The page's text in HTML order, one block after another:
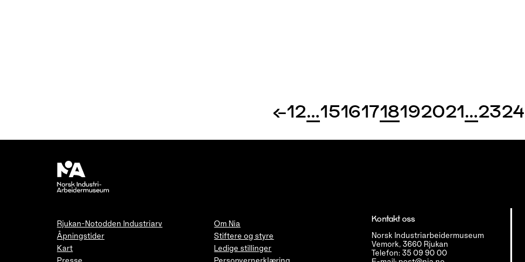
←12…15161718192021…2324
Rjukan-Notodden Industriarv
Åpningstider
Kart
Om Nia
Stiftere og styre
Ledige stillinger
Kontakt oss
Norsk Industriarbeidermuseum
Vemork, 3660 Rjukan
Telefon: 35 09 90 00